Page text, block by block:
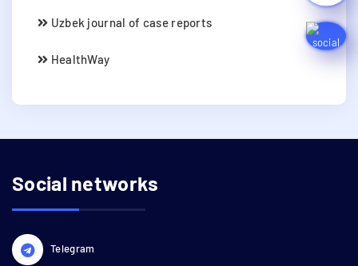
Uzbek journal of case reports
HealthWay
Social networks
Telegram